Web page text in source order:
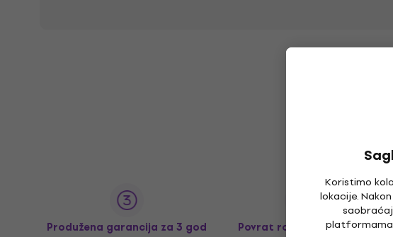
Koristimo
lokacije.
platformama
Produžena garancija za 3 god Povrat robe do 30 dana